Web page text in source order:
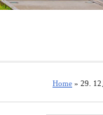
Home » 29. 12